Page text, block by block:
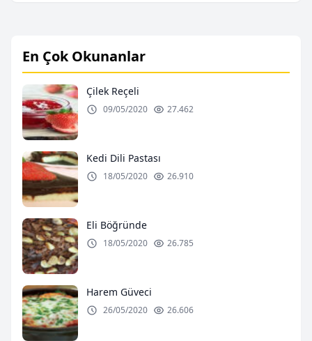
En Çok Okunanlar
Çilek Reçeli
09/05/2020 27.462
Kedi Dili Pastası
18/05/2020 26.910
Eli Böğründe
18/05/2020 26.785
Harem Güveci
26/05/2020 26.606